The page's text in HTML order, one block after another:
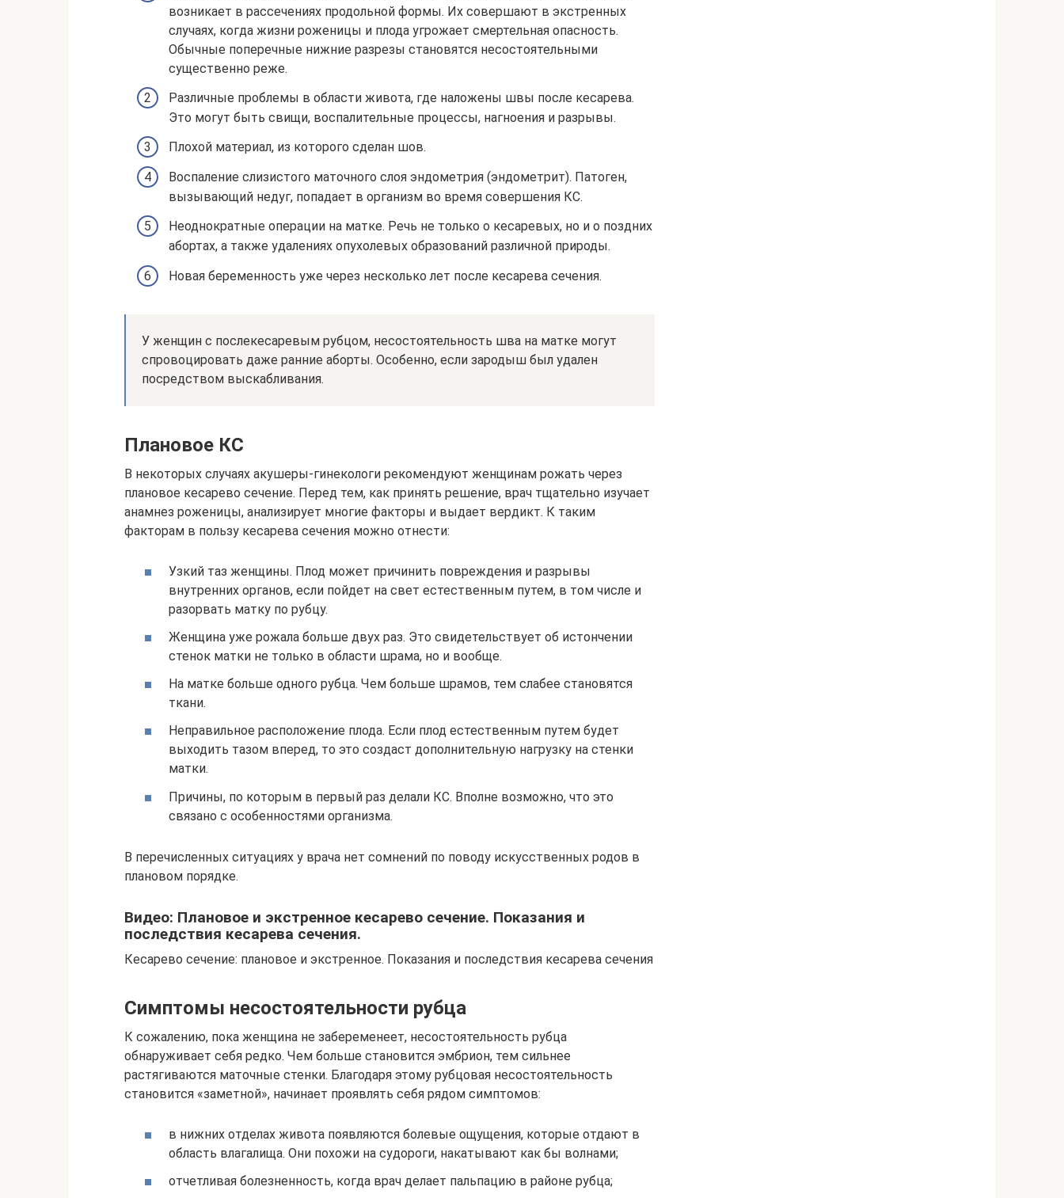
возникает в рассечениях продольной формы. Их совершают в экстренных
случаях, когда жизни роженицы и плода угрожает смертельная опасность.
Обычные поперечные нижние разрезы становятся несостоятельными
существенно реже.
Различные проблемы в области живота, где наложены швы после кесарева.
Это могут быть свищи, воспалительные процессы, нагноения и разрывы.
Плохой материал, из которого сделан шов.
Воспаление слизистого маточного слоя эндометрия (эндометрит). Патоген,
вызывающий недуг, попадает в организм во время совершения КС.
Неоднократные операции на матке. Речь не только о кесаревых, но и о поздних
абортах, а также удалениях опухолевых образований различной природы.
Новая беременность уже через несколько лет после кесарева сечения.
У женщин с послекесаревым рубцом, несостоятельность шва на матке могут
спровоцировать даже ранние аборты. Особенно, если зародыш был удален
посредством выскабливания.
Плановое КС
В некоторых случаях акушеры-гинекологи рекомендуют женщинам рожать через
плановое кесарево сечение. Перед тем, как принять решение, врач тщательно изучает
анамнез роженицы, анализирует многие факторы и выдает вердикт. К таким
факторам в пользу кесарева сечения можно отнести:
Узкий таз женщины. Плод может причинить повреждения и разрывы
внутренних органов, если пойдет на свет естественным путем, в том числе и
разорвать матку по рубцу.
Женщина уже рожала больше двух раз. Это свидетельствует об истончении
стенок матки не только в области шрама, но и вообще.
На матке больше одного рубца. Чем больше шрамов, тем слабее становятся
ткани.
Неправильное расположение плода. Если плод естественным путем будет
выходить тазом вперед, то это создаст дополнительную нагрузку на стенки
матки.
Причины, по которым в первый раз делали КС. Вполне возможно, что это
связано с особенностями организма.
В перечисленных ситуациях у врача нет сомнений по поводу искусственных родов в
плановом порядке.
Видео: Плановое и экстренное кесарево сечение. Показания и
последствия кесарева сечения.
Кесарево сечение: плановое и экстренное. Показания и последствия кесарева сечения
Симптомы несостоятельности рубца
К сожалению, пока женщина не забеременеет, несостоятельность рубца
обнаруживает себя редко. Чем больше становится эмбрион, тем сильнее
растягиваются маточные стенки. Благодаря этому рубцовая несостоятельность
становится «заметной», начинает проявлять себя рядом симптомов:
в нижних отделах живота появляются болевые ощущения, которые отдают в
область влагалища. Они похожи на судороги, накатывают как бы волнами;
отчетливая болезненность, когда врач делает пальпацию в районе рубца;